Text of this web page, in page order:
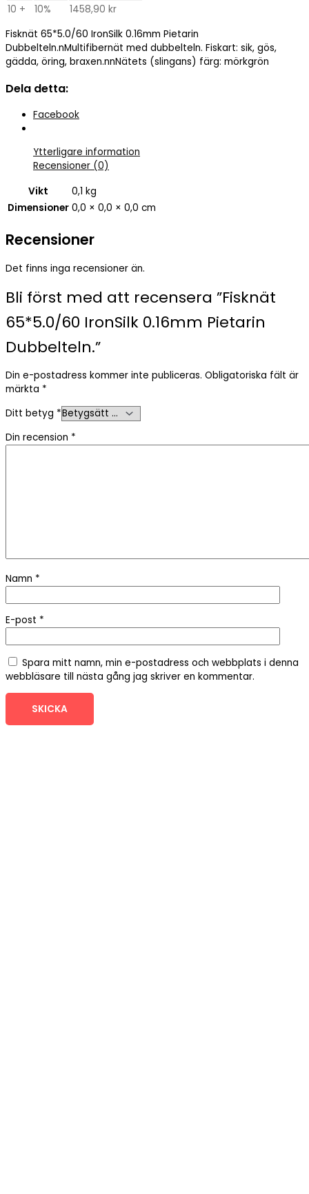
Dubbelteln.
mängd
10 +
10% 1458,90 kr
Fisknät 65*5.0/60 IronSilk 0.16mm Pietarin
Dubbelteln.nMultifibernät med dubbelteln. Fiskart: sik, gös,
gädda, öring, braxen.nnNätets (slingans) färg: mörkgrön
Dela detta:
Facebook
Ytterligare information
Recensioner (0)
Vikt
0,1 kg
Dimensioner 0,0 × 0,0 × 0,0 cm
Recensioner
Det finns inga recensioner än.
Bli först med att recensera ”Fisknät
65*5.0/60 IronSilk 0.16mm Pietarin
Dubbelteln.”
Din e-postadress kommer inte publiceras. Obligatoriska fält är
märkta *
Ditt betyg *
Din recension *
Namn *
E-post *
Spara mitt namn, min e-postadress och webbplats i denna
webbläsare till nästa gång jag skriver en kommentar.